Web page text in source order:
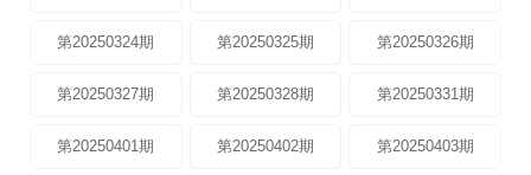
第20250324期 第20250325期 第20250326期
第20250327期 第20250328期 第20250331期
第20250401期 第20250402期 第20250403期